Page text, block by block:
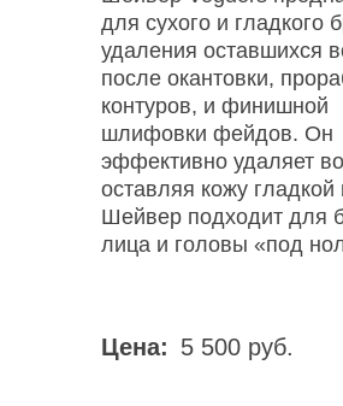
для сухого и гладкого
удаления оставшихся
после окантовки,
контуров, и финишной
шлифовки фейдов. Он
эффективно удаляет
оставляя кожу гладкой
Шейвер подходит для
лица и головы «под
Цена: 5 500 руб.